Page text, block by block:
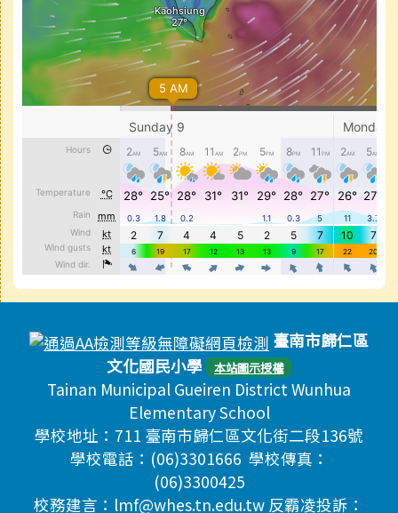
頁尾區域內容
臺南市歸仁區
文化國民小學 本站圖示授權
Tainan Municipal Gueiren District Wunhua
Elementary School
學校地址：711 臺南市歸仁區文化街二段136號
學校電話：(06)3301666 學校傳真：
(06)3300425
校務建言：lmf@whes.tn.edu.tw 反霸凌投訴：